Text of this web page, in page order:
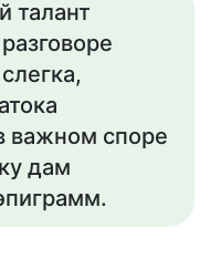
талант
важном споре
дам